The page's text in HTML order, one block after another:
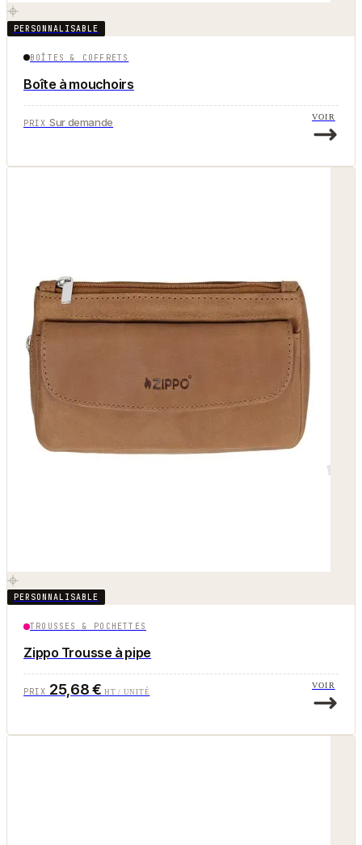
PERSONNALISABLE
BOÎTES & COFFRETS
Boîte à mouchoirs
PRIX Sur demande VOIR
PERSONNALISABLE
TROUSSES & POCHETTES
Zippo Trousse à pipe
PRIX 25,68 €HT / UNITÉ
VOIR